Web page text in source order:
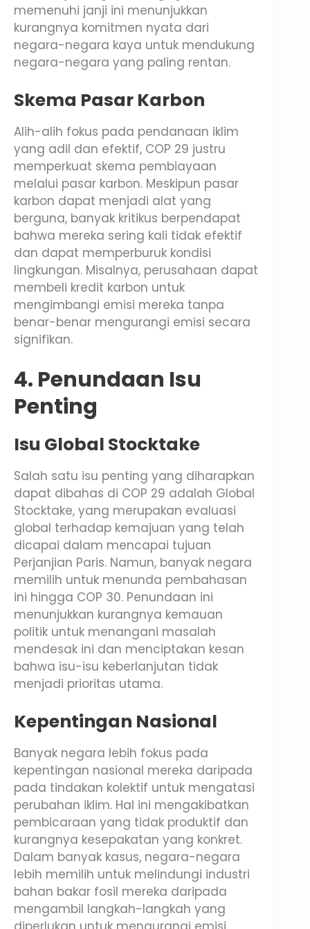
memenuhi janji ini menunjukkan
kurangnya komitmen nyata dari
negara-negara kaya untuk mendukung
negara-negara yang paling rentan.
Skema Pasar Karbon
Alih-alih fokus pada pendanaan iklim
yang adil dan efektif, COP 29 justru
memperkuat skema pembiayaan
melalui pasar karbon. Meskipun pasar
karbon dapat menjadi alat yang
berguna, banyak kritikus berpendapat
bahwa mereka sering kali tidak efektif
dan dapat memperburuk kondisi
lingkungan. Misalnya, perusahaan dapat
membeli kredit karbon untuk
mengimbangi emisi mereka tanpa
benar-benar mengurangi emisi secara
signifikan.
4. Penundaan Isu
Penting
Isu Global Stocktake
Salah satu isu penting yang diharapkan
dapat dibahas di COP 29 adalah Global
Stocktake, yang merupakan evaluasi
global terhadap kemajuan yang telah
dicapai dalam mencapai tujuan
Perjanjian Paris. Namun, banyak negara
memilih untuk menunda pembahasan
ini hingga COP 30. Penundaan ini
menunjukkan kurangnya kemauan
politik untuk menangani masalah
mendesak ini dan menciptakan kesan
bahwa isu-isu keberlanjutan tidak
menjadi prioritas utama.
Kepentingan Nasional
Banyak negara lebih fokus pada
kepentingan nasional mereka daripada
pada tindakan kolektif untuk mengatasi
perubahan iklim. Hal ini mengakibatkan
pembicaraan yang tidak produktif dan
kurangnya kesepakatan yang konkret.
Dalam banyak kasus, negara-negara
lebih memilih untuk melindungi industri
bahan bakar fosil mereka daripada
mengambil langkah-langkah yang